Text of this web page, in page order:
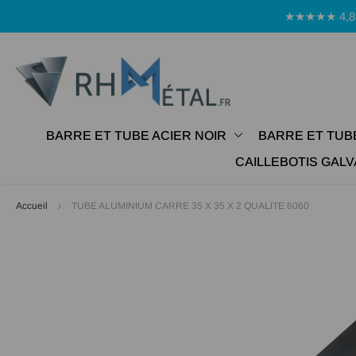
★★★★★ 4,8
BARRE ET TUBE ACIER NOIR BARRE ET
CAILLEBOTIS
Accueil TUBE ALUMINIUM CARRE 35 X 35 X 2 QUALITE 6060